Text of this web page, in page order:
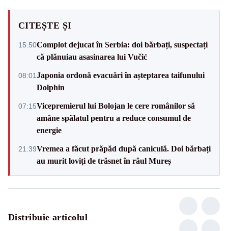
CITEȘTE ȘI
15:50Complot dejucat în Serbia: doi bărbați, suspectați
că plănuiau asasinarea lui Vučić
08:01Japonia ordonă evacuări în așteptarea taifunului
Dolphin
07:15Vicepremierul lui Bolojan le cere românilor să
amâne spălatul pentru a reduce consumul de
energie
21:39Vremea a făcut prăpăd după caniculă. Doi bărbați
au murit loviți de trăsnet în râul Mureș
Distribuie articolul